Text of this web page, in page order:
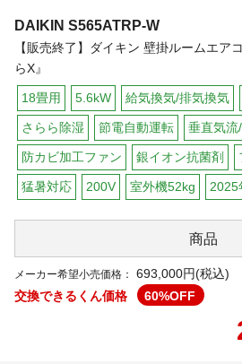
DAIKIN S565ATRP-W
【販売終了】ダイキン 壁掛ルームエア
らX』
18畳用 5.6kW 給気換気/排気換気
さらら除湿 節電自動運転 垂直気流
防カビ加工ファン 銀イオン抗菌剤
猛暑対応 200V 室外機52kg 2025
商品
メーカー希望小売価格：
693,000円(税込)
交換できるくん価格
60%OFF